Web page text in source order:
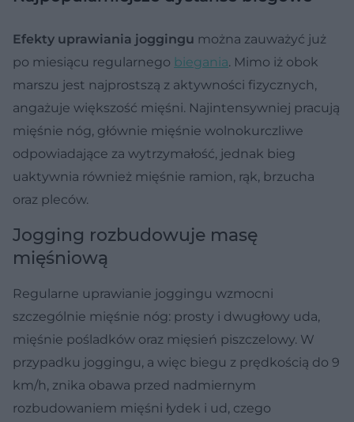
Efekty uprawiania joggingu można zauważyć już
po miesiącu regularnego biegania. Mimo iż obok
marszu jest najprostszą z aktywności fizycznych,
angażuje większość mięśni. Najintensywniej pracują
mięśnie nóg, głównie mięśnie wolnokurczliwe
odpowiadające za wytrzymałość, jednak bieg
uaktywnia również mięśnie ramion, rąk, brzucha
oraz pleców.
Jogging rozbudowuje masę
mięśniową
Regularne uprawianie joggingu wzmocni
szczególnie mięśnie nóg: prosty i dwugłowy uda,
mięśnie pośladków oraz mięsień piszczelowy. W
przypadku joggingu, a więc biegu z prędkością do 9
km/h, znika obawa przed nadmiernym
rozbudowaniem mięśni łydek i ud, czego